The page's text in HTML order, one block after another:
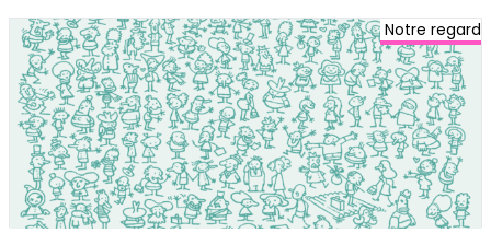
Notre regard